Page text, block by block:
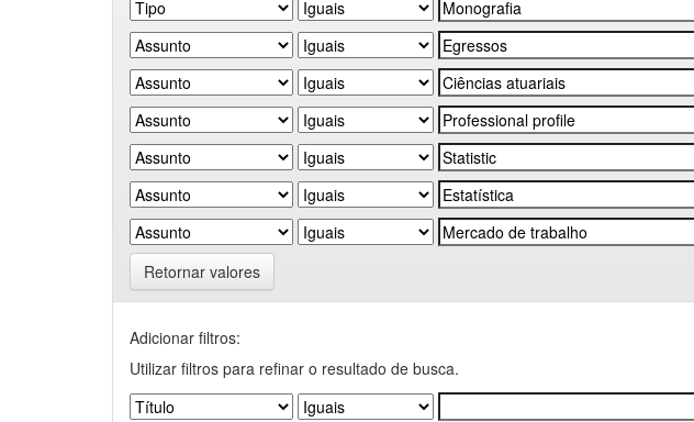
Retornar valores
Adicionar filtros:
Utilizar filtros para refinar o resultado de busca.